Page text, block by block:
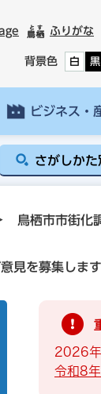
ふりがな
背景色 白 黒
ビジネス・
さがしかた
鳥栖市市街化
見を募集します
2026
令和8